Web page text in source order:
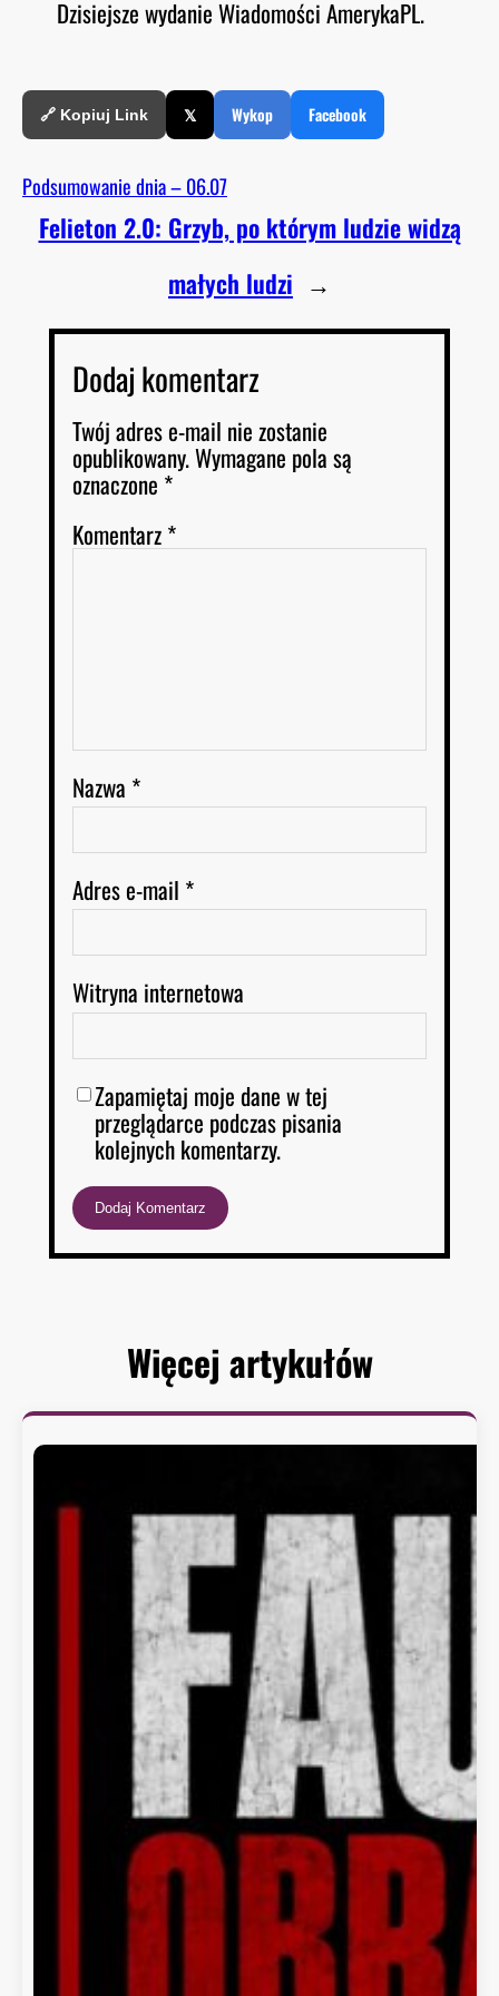
O
RSS FEED
Dzisiejsze wydanie Wiadomości AmerykaPL.
🔗 Kopiuj Link 𝕏 Wykop Facebook
Podsumowanie dnia – 06.07
Felieton 2.0: Grzyb, po którym ludzie widzą
małych ludzi →
Dodaj komentarz
Twój adres e-mail nie zostanie
opublikowany.Wymagane pola są
oznaczone *
Komentarz*
Nazwa *
Adres e-mail *
Witryna internetowa
Zapamiętaj moje dane w tej
przeglądarce podczas pisania
kolejnych komentarzy.
Więcej artykułów